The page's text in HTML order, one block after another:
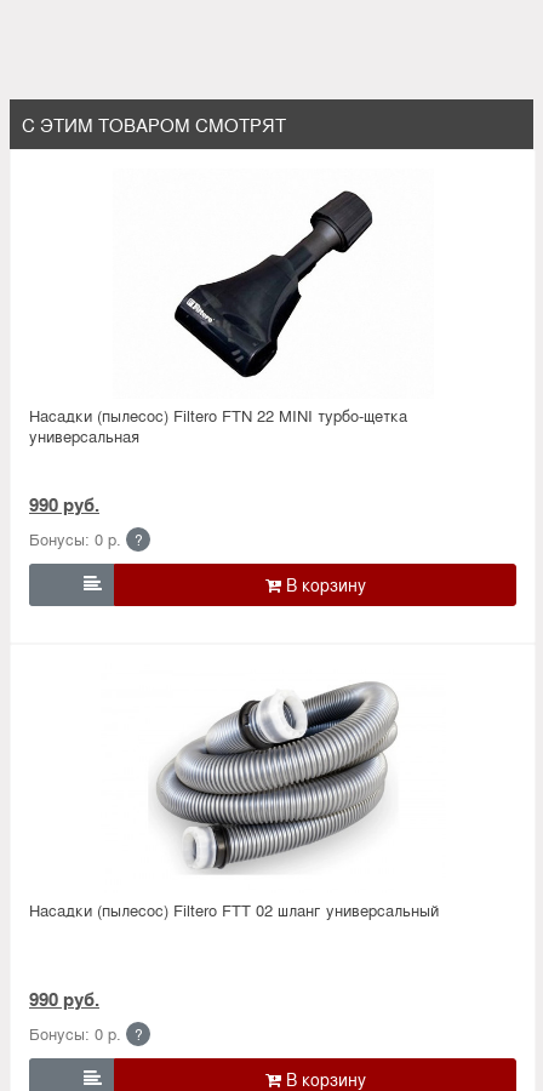
С ЭТИМ ТОВАРОМ СМОТРЯТ
Насадки (пылесос) Filtero FTN 22 MINI турбо-щетка
универсальная
990 руб.
Бонусы: 0 р. ?

Насадки (пылесос) Filtero FTT 02 шланг универсальный
990 руб.
Бонусы: 0 р. ?
